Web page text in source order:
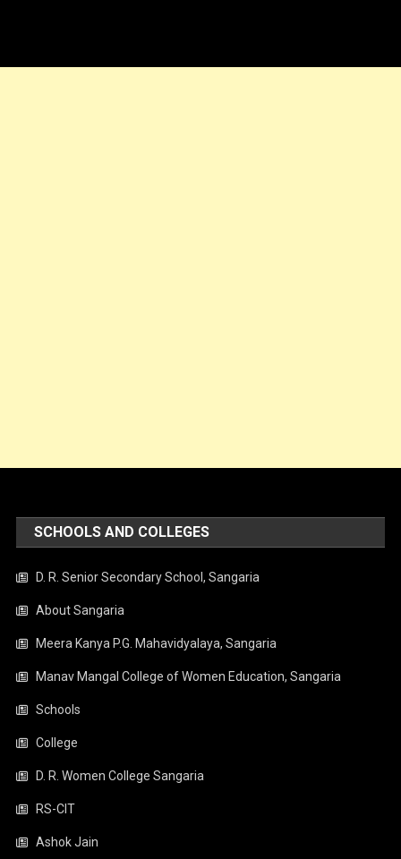
SCHOOLS AND COLLEGES
D. R. Senior Secondary School, Sangaria
About Sangaria
Meera Kanya P.G. Mahavidyalaya, Sangaria
Manav Mangal College of Women Education, Sangaria
Schools
College
D. R. Women College Sangaria
RS-CIT
Ashok Jain